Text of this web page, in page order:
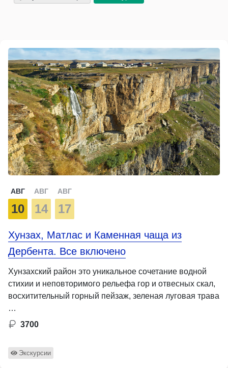
АВГ
10
АВГ
14
АВГ
17
Хунзах, Матлас и Каменная чаща из
Дербента. Все включено
Хунзахский район это уникальное сочетание водной
стихии и неповторимого рельефа гор и отвесных скал,
восхитительный горный пейзаж, зеленая луговая трава
…
3700
Экскурсии